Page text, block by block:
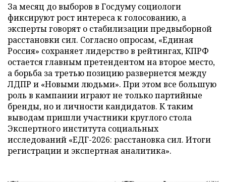
За месяц до выборов в Госдуму социологи
фиксируют рост интереса к голосованию, а
эксперты говорят о стабилизации предвыборной
расстановки сил. Согласно опросам, «Единая
Россия» сохраняет лидерство в рейтингах, КПРФ
остается главным претендентом на второе место,
а борьба за третью позицию развернется между
ЛДПР и «Новыми людьми». При этом все большую
роль в кампании играют не только партийные
бренды, но и личности кандидатов. К таким
выводам пришли участники круглого стола
Экспертного института социальных
исследований «ЕДГ-2026: расстановка сил. Итоги
регистрации и экспертная аналитика».